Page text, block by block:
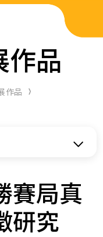
作品
作品
賽局真
研究